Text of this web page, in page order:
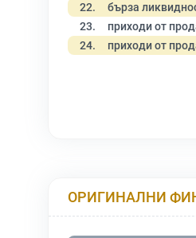
22. бърза
23. приходи от
24. приходи от
ОРИГИНАЛНИ